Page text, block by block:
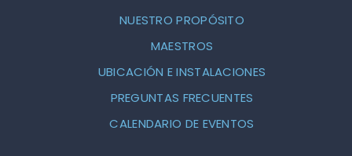
NUESTRO PROPÓSITO
MAESTROS
UBICACIÓN E INSTALACIONES
PREGUNTAS FRECUENTES
CALENDARIO DE EVENTOS